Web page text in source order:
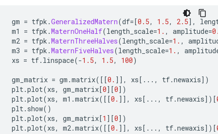
0: <tf.Tensor: shape=(2, 3), dtype=float32,
    array([[-3.2476294 ,  0.07213175, -0.39536062],
[-1.2319602 , -0.05505352,  0.06356457]],
1: <tf.Tensor: shape=(2, 3), dtype=float32,
    array([[ 5.6028705 ,  0.11919801, -0.48446828],
[-1.5938259 ,  0.21123725,  0.28979057]],
)
Note that each device observes the same log_prob
summed across devices).
INFO:tensorflow:Reduce to /job:localhost/
gm = tfpk .GeneralizedMatern(df=[0.5, 1.5, 2.5],
m1 = tfpk .MaternOneHalf(length_scale=1. , amplitude=
m2 = tfpk .MaternThreeHalves(length_scale=1. ,
m3 = tfpk .MaternFiveHalves(length_scale=1. ,
xs = tf. linspace(-1.5, 1.5, 100)
gm_matrix = gm .matrix([[0. ]], xs [..., tf.newaxis])
plt.plot(xs, gm_matrix [0][0])
plt.plot(xs, m1 .matrix([[0. ]], xs [..., tf.newaxis])[
plt. show()
plt.plot(xs, gm_matrix [1 ][0])
plt.plot(xs, m2.matrix([[0. ]], xs [..., tf.newaxis])[